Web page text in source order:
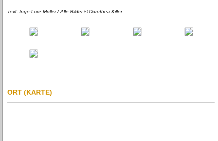
Text: Inge-Lore Möller / Alle Bilder © Dorothea Killer
ORT (KARTE)